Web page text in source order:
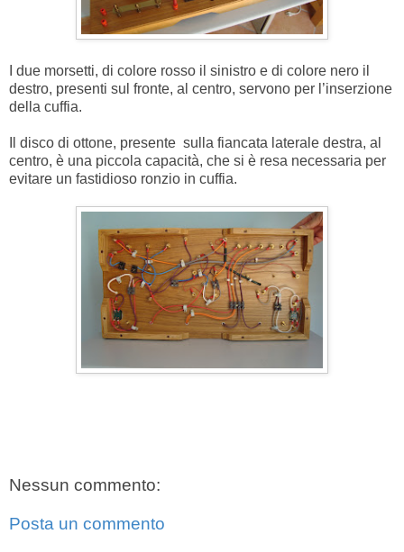
I due morsetti, di colore rosso il sinistro e di colore nero il
destro, presenti sul fronte, al centro, servono per l’inserzione
della cuffia.
Il disco di ottone, presente sulla fiancata laterale destra, al
centro, è una piccola capacità, che si è resa necessaria per
evitare un fastidioso ronzio in cuffia.
Nessun commento:
Posta un commento